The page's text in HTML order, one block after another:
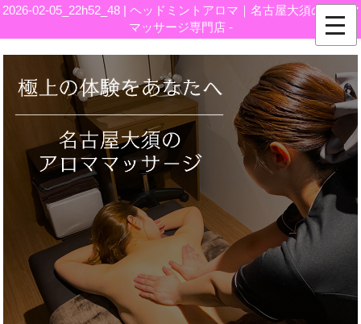
2026-02-05_22h52_48 | ヘッドミントアロマ｜名古屋大須のアロマ
マッサージ専門店 -